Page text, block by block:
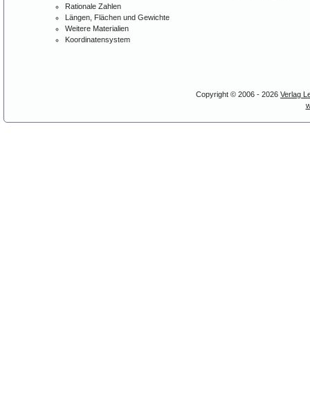
Rationale Zahlen
Längen, Flächen und Gewichte
Weitere Materialien
Koordinatensystem
Copyright © 2006 - 2026 Verlag